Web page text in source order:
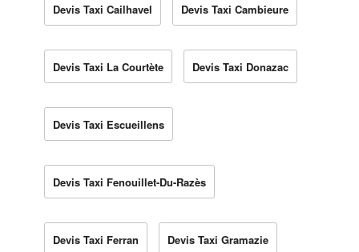
Devis Taxi Cailhavel Devis Taxi Cambieure
Devis Taxi La Courtète Devis Taxi Donazac
Devis Taxi Escueillens
Devis Taxi Fenouillet-Du-Razès
Devis Taxi Ferran Devis Taxi Gramazie